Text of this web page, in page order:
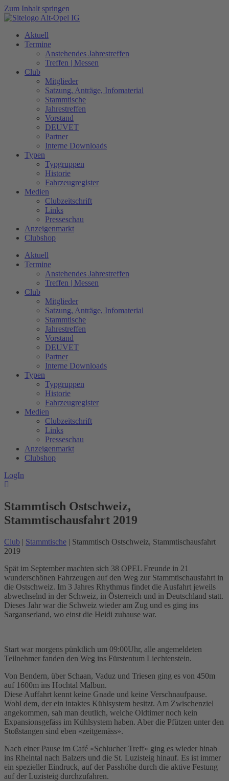
Zum Inhalt springen
Aktuell
Termine
Anstehendes Jahrestreffen
Treffen | Messen
Club
Mitglieder
Satzung, Anträge, Infomaterial
Stammtische
Jahrestreffen
Vorstand
DEUVET
Partner
Interne Downloads
Typen
Typgruppen
Historie
Fahrzeugregister
Medien
Clubzeitschrift
Links
Presseschau
Anzeigenmarkt
Clubshop
Aktuell
Termine
Anstehendes Jahrestreffen
Treffen | Messen
Club
Mitglieder
Satzung, Anträge, Infomaterial
Stammtische
Jahrestreffen
Vorstand
DEUVET
Partner
Interne Downloads
Typen
Typgruppen
Historie
Fahrzeugregister
Medien
Clubzeitschrift
Links
Presseschau
Anzeigenmarkt
Clubshop
LogIn
Stammtisch Ostschweiz,
Stammtischausfahrt 2019
Club | Stammtische | Stammtisch Ostschweiz, Stammtischausfahrt
2019
Spät im September machten sich 38 OPEL Freunde in 21
wunderschönen Fahrzeugen auf den Weg zur Stammtischausfahrt in
die Ostschweiz. Im 3 Jahres Rhythmus findet die Ausfahrt jeweils
abwechselnd in der Schweiz, in Österreich und in Deutschland statt.
Dieses Jahr war die Schweiz wieder am Zug und es ging ins
Sarganserland, wo einst die Heidi zuhause war.
Start war morgens pünktlich um 09:00Uhr, alle angemeldeten
Teilnehmer fanden den Weg ins Fürstentum Liechtenstein.
Von Bendern, über Schaan, Vaduz und Triesen ging es von 450m
auf 1600m ins Hochtal Malbun.
Diese Auffahrt kennt keine Gnade und keine Verschnaufpause.
Wohl dem, der ein intaktes Kühlsystem besitzt. Am Zwischenziel
angekommen, sah man deutlich, welche Oldtimer noch kein
Expansionsgefäss im Kühlsystem haben. Aber die Pfützen unter den
Stoßstangen sind eben «zeitgemäss».
Nach einer Pause im Café «Schlucher Treff» ging es wieder hinab
ins Rheintal nach Balzers und die St. Luzisteig hinauf. Es ist immer
ein spezieller Eindruck, auf der Passhöhe durch die aktive Festung
auf der Luzisteig durchzufahren.